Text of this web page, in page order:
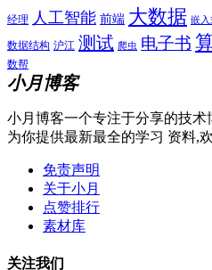
经理 人工智能 前端 大数据 嵌入
数据结构 沪江 测试 爬虫 电子书
数帮
小月博客
小月博客一个专注于分享的技
为你提供最新最全的学习 资料,
免责声明
关于小月
点赞排行
素材库
关注我们